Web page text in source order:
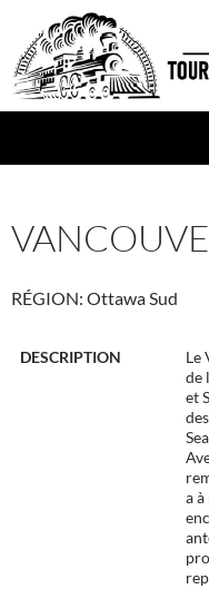
contenu
RÉGION: Ottawa Sud
DESCRIPTION
Le
de
et
a